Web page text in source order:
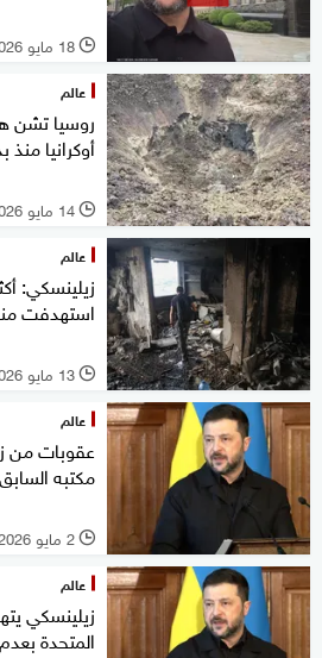
l 18 مايو 2026
عالم
روسيا تشن
أوكرانيا منذ
l 14 مايو 2026
عالم
استهدفت
l 13 مايو 2026
عالم
عقوبات من
مكتبه السابق
l 2 مايو 2026
عالم
زيلينسكي
المتحدة بعدم